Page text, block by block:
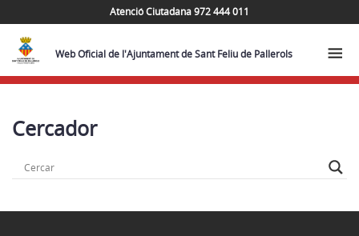
Atenció Ciutadana 972 444 011
Web Oficial de l'Ajuntament de Sant Feliu de Pallerols
Cercador